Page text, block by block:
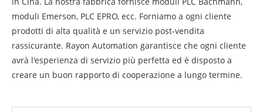
moduli Emerson, PLC EPRO, ecc. Forniamo a ogni cliente
prodotti di alta qualità e un servizio post-vendita
rassicurante. Rayon Automation garantisce che ogni cliente
avrà l'esperienza di servizio più perfetta ed è disposto a
creare un buon rapporto di cooperazione a lungo termine.